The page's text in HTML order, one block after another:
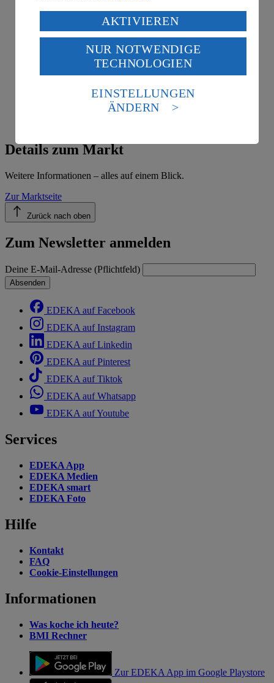
Details zum Markt
Weitere Informationen – alles auf einem Blick.
Zur Marktseite
Zurück nach oben
Zum Newsletter anmelden
Deine E-Mail-Adresse (Pflichtfeld)
Absenden
EDEKA auf Facebook
EDEKA auf Instagram
EDEKA auf Linkedin
EDEKA auf Pinterest
EDEKA auf Tiktok
EDEKA auf Whatsapp
EDEKA auf Youtube
Services
EDEKA App
EDEKA Medien
EDEKA smart
EDEKA Foto
Hilfe
Kontakt
FAQ
Cookie-Einstellungen
Informationen
Was koche ich heute?
BMI Rechner
Zur EDEKA App im Google Playstore
Verarbeitung deiner personenbezogenen Daten in den
USA durch Facebook und YouTube:
Wenn du auf „Aktivieren“ klickst, willigst du im Sinne
des Art. 49 Abs. 1 Satz 1 lit. a) DSGVO ein, dass deine
Daten in den USA verarbeitet werden. Der EuGH sieht
die USA als Land mit einem nach europäischen
Standards nicht angemessenen Datenschutzniveau an.
Es besteht das Risiko eines Zugriffs durch US-
Informationen zum Herausgeber der Seite findest du
imImpressum
AKTIVIEREN
NUR NOTWENDIGE
TECHNOLOGIEN
EINSTELLUNGEN
ÄNDERN